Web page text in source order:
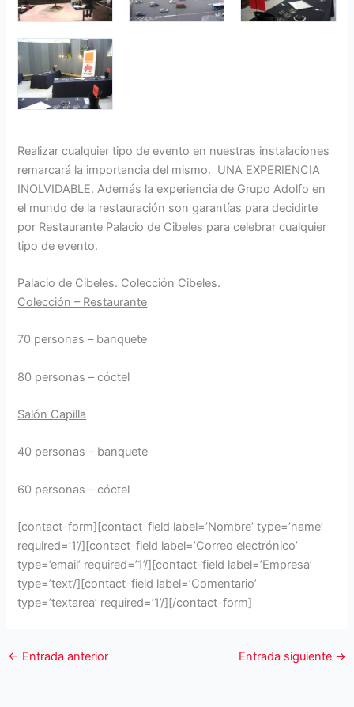
Realizar cualquier tipo de evento en nuestras instalaciones
remarcará la importancia del mismo. UNA EXPERIENCIA
INOLVIDABLE. Además la experiencia de Grupo Adolfo en
el mundo de la restauración son garantías para decidirte
por Restaurante Palacio de Cibeles para celebrar cualquier
tipo de evento.
Palacio de Cibeles. Colección Cibeles.
Colección – Restaurante
70 personas – banquete
80 personas – cóctel
Salón Capilla
40 personas – banquete
60 personas – cóctel
[contact-form][contact-field label=’Nombre’ type=’name’
required=’1’/][contact-field label=’Correo electrónico’
type=’email’ required=’1’/][contact-field label=’Empresa’
type=’text’/][contact-field label=’Comentario’
type=’textarea’ required=’1’/][/contact-form]
← Entrada anterior Entrada siguiente →